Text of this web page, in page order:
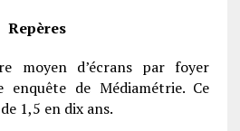
Repères
moyen d’écrans par foyer
enquête de Médiamétrie. Ce
1,5 en dix ans.